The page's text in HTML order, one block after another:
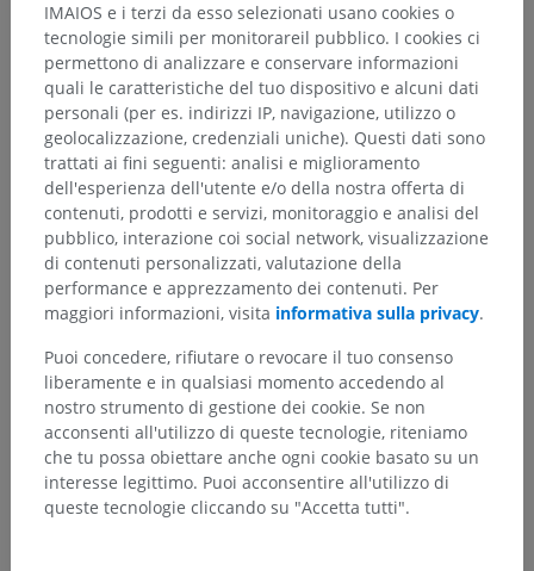
Neuroanatomia umana
Anatomia comparata negli animali
Traduzioni
Hai notato un errore?
Non esitare a suggerire una correzione, traduzione o
un miglioramento dei contenuti.
Segnala un problema
IMAIOS e i terzi da esso selezionati usano cookies o
tecnologie simili per monitorareil pubblico. I cookies ci
permettono di analizzare e conservare informazioni
quali le caratteristiche del tuo dispositivo e alcuni dati
personali (per es. indirizzi IP, navigazione, utilizzo o
geolocalizzazione, credenziali uniche). Questi dati sono
trattati ai fini seguenti: analisi e miglioramento
dell'esperienza dell'utente e/o della nostra offerta di
contenuti, prodotti e servizi, monitoraggio e analisi del
pubblico, interazione coi social network, visualizzazione
di contenuti personalizzati, valutazione della
performance e apprezzamento dei contenuti. Per
maggiori informazioni, visita informativa sulla privacy.
Puoi concedere, rifiutare o revocare il tuo consenso
liberamente e in qualsiasi momento accedendo al
nostro strumento di gestione dei cookie. Se non
acconsenti all'utilizzo di queste tecnologie, riteniamo
che tu possa obiettare anche ogni cookie basato su un
interesse legittimo. Puoi acconsentire all'utilizzo di
queste tecnologie cliccando su "Accetta tutti".